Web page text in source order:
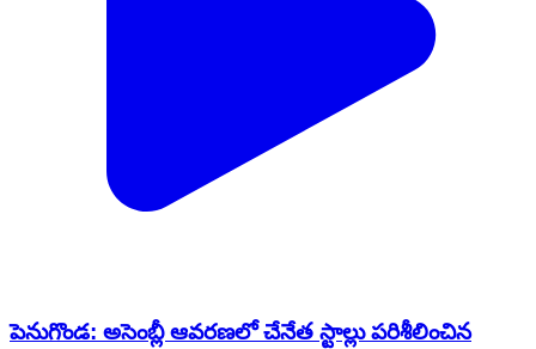
పెనుగొండ: అసెంబ్లీ ఆవరణలో చేనేత స్టాల్లు పరిశీలించిన